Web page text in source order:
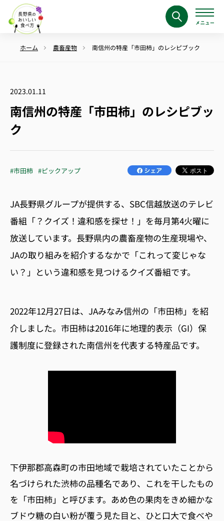
ホーム 農畜産物 南信州の特産「市田柿」のレシピブック
2023.01.11
南信州の特産「市田柿」のレシピブッ
ク
#市田柿 #ピックアップ
JA長野県グループが提供する、 SBC信越放送のテレビ
番組「？クイズ！違和感を探せ！」を毎月第4火曜に
放送しています。長野県内の農畜産物の生産現場や、
JAの取り組みを紹介するなかで「これって変じゃな
い？」という違和感を見つけるクイズ番組です。
2022年12月27日は、JAみなみ信州の「市田柿」を紹
介しました。市田柿は2016年に地理的表示（GI）保
護制度に登録された南信州を代表する特産品です。
下伊那郡高森町の市田地域で栽培されていたことから
名づけられた渋柿の品種名であり、これを干したもの
を「市田柿」と呼びます。あめ色の果肉をきめ細かな
ブドウ糖の白い粉が覆う見た目と、ひと口大で食べや